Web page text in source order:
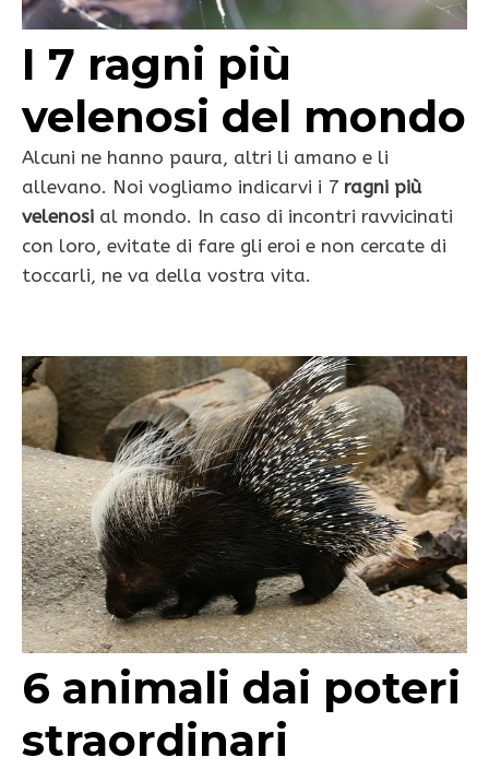
I 7 ragni più
velenosi del mondo
Alcuni ne hanno paura, altri li amano e li
allevano. Noi vogliamo indicarvi i 7 ragni più
velenosi al mondo. In caso di incontri ravvicinati
con loro, evitate di fare gli eroi e non cercate di
toccarli, ne va della vostra vita.
6 animali dai poteri
straordinari